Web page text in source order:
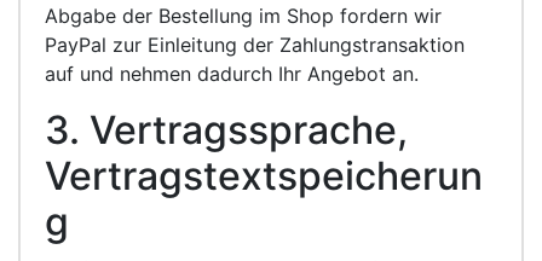
Abgabe der Bestellung im Shop fordern wir
PayPal zur Einleitung der Zahlungstransaktion
auf und nehmen dadurch Ihr Angebot an.
3. Vertragssprache,
Vertragstextspeicherun
g